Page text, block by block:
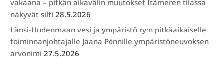
vakaana – pitkän aikavälin muutokset Itämeren tilassa
näkyvät silti 28.5.2026
Länsi-Uudenmaan vesi ja ympäristö ry:n pitkäaikaiselle
toiminnanjohtajalle Jaana Pönnille ympäristöneuvoksen
arvonimi 27.5.2026